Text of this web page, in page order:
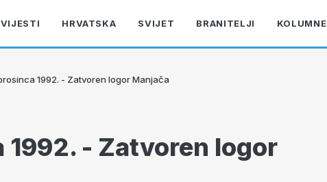
VIJESTI HRVATSKA SVIJET BRANITELJI KOLUMNE
1992. - Zatvoren logor Manjača
1992. - Zatvoren logor